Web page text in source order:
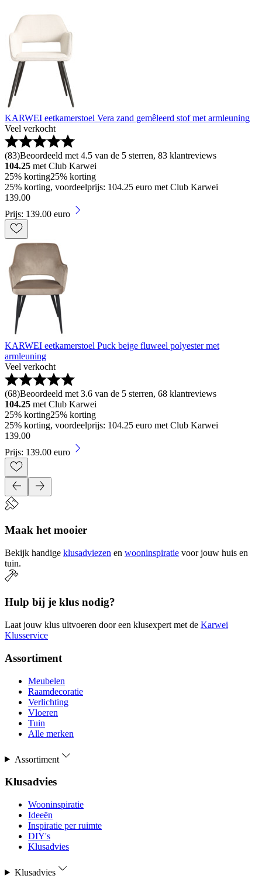
KARWEI eetkamerstoel Vera zand gemêleerd stof met armleuning
Veel verkocht
(83)Beoordeeld met 4.5 van de 5 sterren, 83 klantreviews
104.25 met Club Karwei
25% korting25% korting
25% korting, voordeelprijs: 104.25 euro met Club Karwei
139.00
Prijs: 139.00 euro
KARWEI eetkamerstoel Puck beige fluweel polyester met
armleuning
Veel verkocht
(68)Beoordeeld met 3.6 van de 5 sterren, 68 klantreviews
104.25 met Club Karwei
25% korting25% korting
25% korting, voordeelprijs: 104.25 euro met Club Karwei
139.00
Prijs: 139.00 euro
Maak het mooier
Bekijk handige klusadviezen en wooninspiratie voor jouw huis en
tuin.
Hulp bij je klus nodig?
Laat jouw klus uitvoeren door een klusexpert met de Karwei
Klusservice
Assortiment
Meubelen
Raamdecoratie
Verlichting
Vloeren
Tuin
Alle merken
Assortiment
Klusadvies
Wooninspiratie
Ideeën
Inspiratie per ruimte
DIY's
Klusadvies
Klusadvies